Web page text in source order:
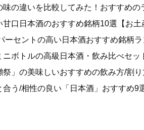
味の違いを比較してみた！おすすめの
甘口日本酒のおすすめ銘柄10選【お土
ーセントの高い日本酒おすすめ銘柄
ニボトルの高級日本酒・飲み比べセッ
祭」の美味しいおすすめの飲み方/割
合う/相性の良い「日本酒」おすすめ9